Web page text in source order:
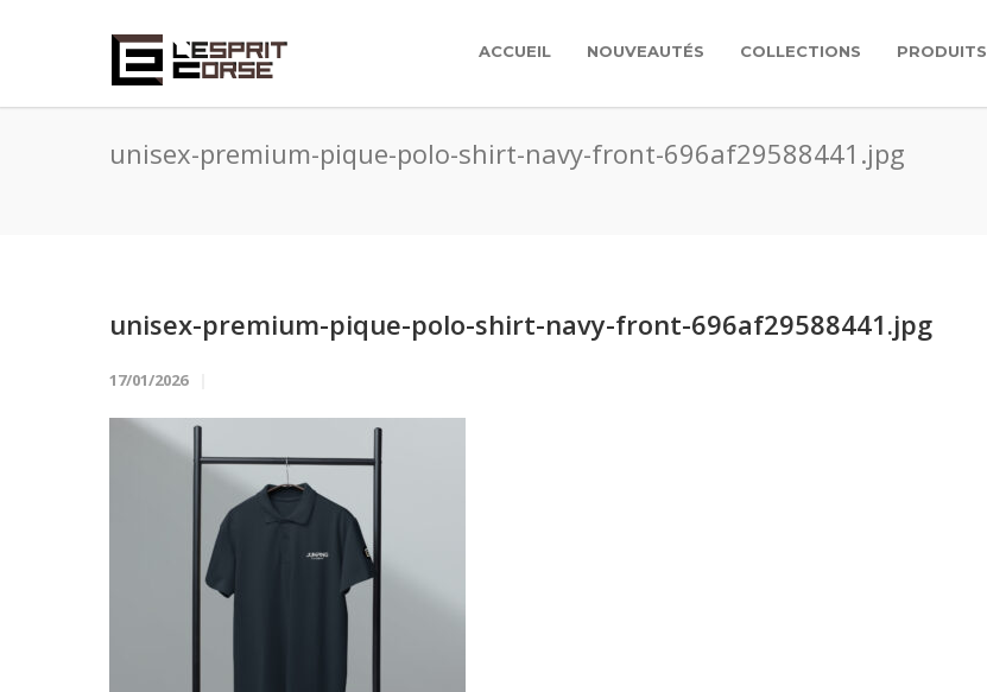
ACCUEIL NOUVEAUTÉS COLLECTIONS PRODUITS
unisex-premium-pique-polo-shirt-navy-front-696af29588441.jpg
unisex-premium-pique-polo-shirt-navy-front-696af29588441.jpg
17/01/2026